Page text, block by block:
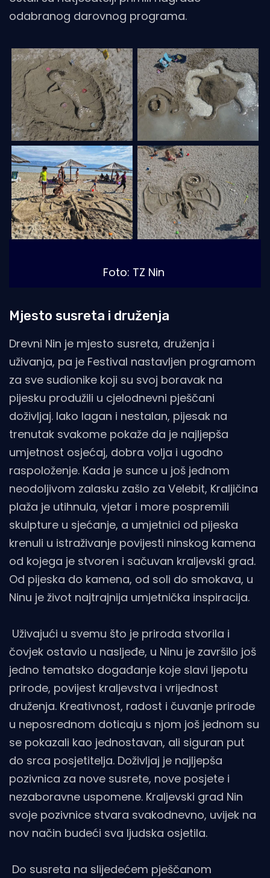
odabranog darovnog programa.
Foto: TZ Nin
Mjesto susreta i druženja
Drevni Nin je mjesto susreta, druženja i
uživanja, pa je Festival nastavljen programom
za sve sudionike koji su svoj boravak na
pijesku produžili u cjelodnevni pješčani
doživljaj. Iako lagan i nestalan, pijesak na
trenutak svakome pokaže da je najljepša
umjetnost osjećaj, dobra volja i ugodno
raspoloženje. Kada je sunce u još jednom
neodoljivom zalasku zašlo za Velebit, Kraljičina
plaža je utihnula, vjetar i more pospremili
skulpture u sjećanje, a umjetnici od pijeska
krenuli u istraživanje povijesti ninskog kamena
od kojega je stvoren i sačuvan kraljevski grad.
Od pijeska do kamena, od soli do smokava, u
Ninu je život najtrajnija umjetnička inspiracija.
Uživajući u svemu što je priroda stvorila i
čovjek ostavio u nasljeđe, u Ninu je završilo još
jedno tematsko događanje koje slavi ljepotu
prirode, povijest kraljevstva i vrijednost
druženja. Kreativnost, radost i čuvanje prirode
u neposrednom doticaju s njom još jednom su
se pokazali kao jednostavan, ali siguran put
do srca posjetitelja. Doživljaj je najljepša
pozivnica za nove susrete, nove posjete i
nezaboravne uspomene. Kraljevski grad Nin
svoje pozivnice stvara svakodnevno, uvijek na
nov način budeći sva ljudska osjetila.
Do susreta na slijedećem pješčanom